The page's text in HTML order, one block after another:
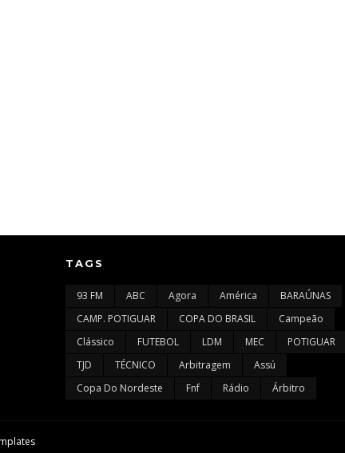
TAGS
93 FM ABC Agora América
BARAÚNAS
CAMP. POTIGUAR
COPA DO BRASIL
Campeão
Clássico
FUTEBOL LDM MEC
POTIGUAR
TJD
TÉCNICO Arbitragem
Assú
Copa Do Nordeste
Fnf Rádio Árbitro